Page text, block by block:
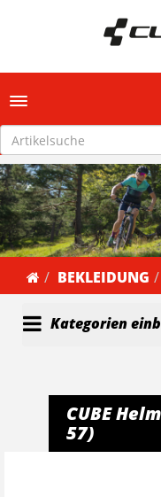
Toggle navigation
BEKLEIDUNG
Kategorien
CUBE
57)